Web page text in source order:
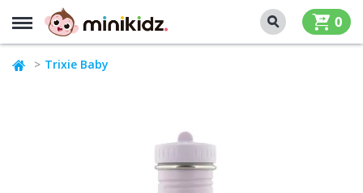
MENU
0
Trixie Baby